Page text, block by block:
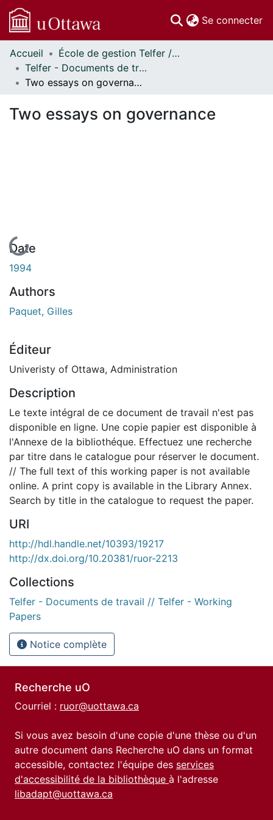
Se connecter
Communautés
et collections
Parcourir
À propos
Accueil
École de gestion Telfer // Telfer School of Management
Telfer - Documents de travail // Telfer - Working Papers
Two essays on governance
Two essays on governance
En cours de chargement...
Date
1994
Authors
Paquet, Gilles
Éditeur
Univeristy of Ottawa, Administration
Description
Le texte intégral de ce document de travail n'est pas
disponible en ligne. Une copie papier est disponible à
l'Annexe de la bibliothéque. Effectuez une recherche
par titre dans le catalogue pour réserver le document.
// The full text of this working paper is not available
online. A print copy is available in the Library Annex.
Search by title in the catalogue to request the paper.
URI
http://hdl.handle.net/10393/19217
http://dx.doi.org/10.20381/ruor-2213
Collections
Telfer - Documents de travail // Telfer - Working
Papers
Notice complète
Recherche uO
Courriel : ruor@uottawa.ca
Si vous avez besoin d'une copie d'une thèse ou d'un
autre document dans Recherche uO dans un format
accessible, contactez l'équipe des services
d'accessibilité de la bibliothèque à l'adresse
libadapt@uottawa.ca